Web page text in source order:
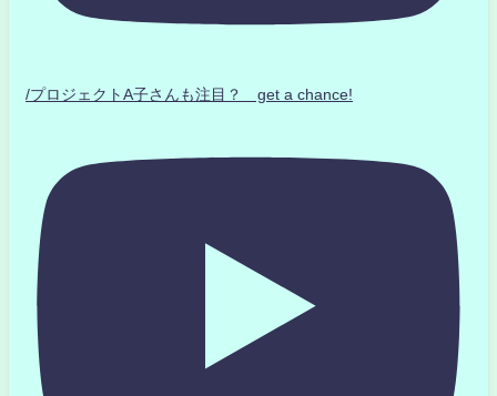
/プロジェクトA子さんも注目？ get a chance!